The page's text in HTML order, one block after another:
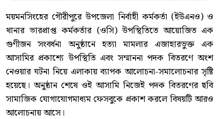
ময়মনসিংহের গৌরীপুরে উপজেলা নির্বাহী কর্মকর্তা (ইউএনও) ও
থানার ভারপ্রাপ্ত কর্মকর্তার (ওসি) উপস্থিতিতে আয়োজিত এক
গুণীজন সংবর্ধনা অনুষ্ঠানে হত্যা মামলার এজাহারভুক্ত এক
আসামির প্রকাশ্যে উপস্থিতি এবং সম্মাননা পদক বিতরণে অংশ
নেওয়ার ঘটনা নিয়ে এলাকায় ব্যাপক আলোচনা-সমালোচনার সৃষ্টি
হয়েছে। অনুষ্ঠান শেষে ওই আসামি নিজেই পদক বিতরণের ছবি
সামাজিক যোগাযোগমাধ্যম ফেসবুকে প্রকাশ করলে বিষয়টি আরও
আলোচনায় আসে।